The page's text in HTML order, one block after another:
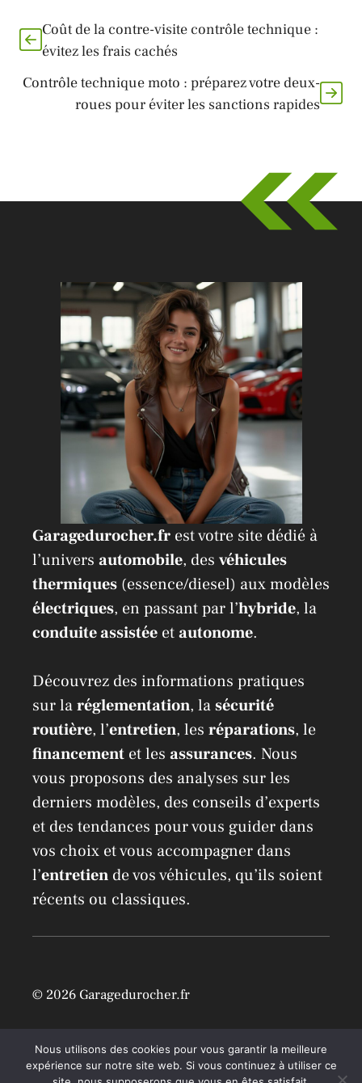
Coût de la contre-visite contrôle technique :
évitez les frais cachés
Contrôle technique moto : préparez votre deux-
roues pour éviter les sanctions rapides
Garagedurocher.fr est votre site dédié à
l’univers automobile, des véhicules
thermiques (essence/diesel) aux modèles
électriques, en passant par l’hybride, la
conduite assistée etautonome.
Découvrez des informations pratiques
sur laréglementation, lasécurité
routière, l’entretien, les réparations, le
financement et les assurances. Nous
vous proposons des analyses sur les
derniers modèles, des conseils d’experts
et des tendances pour vous guider dans
vos choix et vous accompagner dans
l’entretien de vos véhicules, qu’ils soient
récents ou classiques.
© 2026 Garagedurocher.fr
Nous utilisons des cookies pour vous garantir la meilleure
expérience sur notre site web. Si vous continuez à utiliser ce